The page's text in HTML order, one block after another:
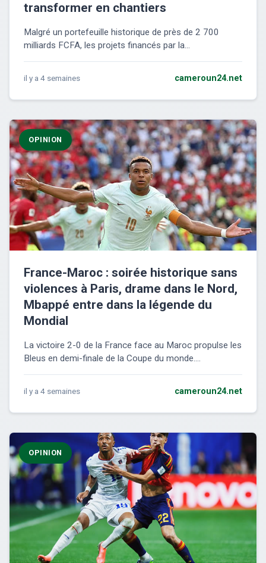
transformer en chantiers
Malgré un portefeuille historique de près de 2 700
milliards FCFA, les projets financés par la...
il y a 4 semaines cameroun24.net
OPINION
France-Maroc : soirée historique sans
violences à Paris, drame dans le Nord,
Mbappé entre dans la légende du
Mondial
La victoire 2-0 de la France face au Maroc propulse les
Bleus en demi-finale de la Coupe du monde....
il y a 4 semaines cameroun24.net
OPINION